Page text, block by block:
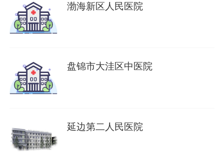
渤海新区人民医院
盘锦市大洼区中医院
延边第二人民医院